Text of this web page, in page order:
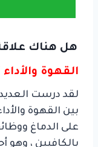
هل هناك
القهوة
لقد درست
بين القهوة
على الدماغ
بالكافيين ، وهو